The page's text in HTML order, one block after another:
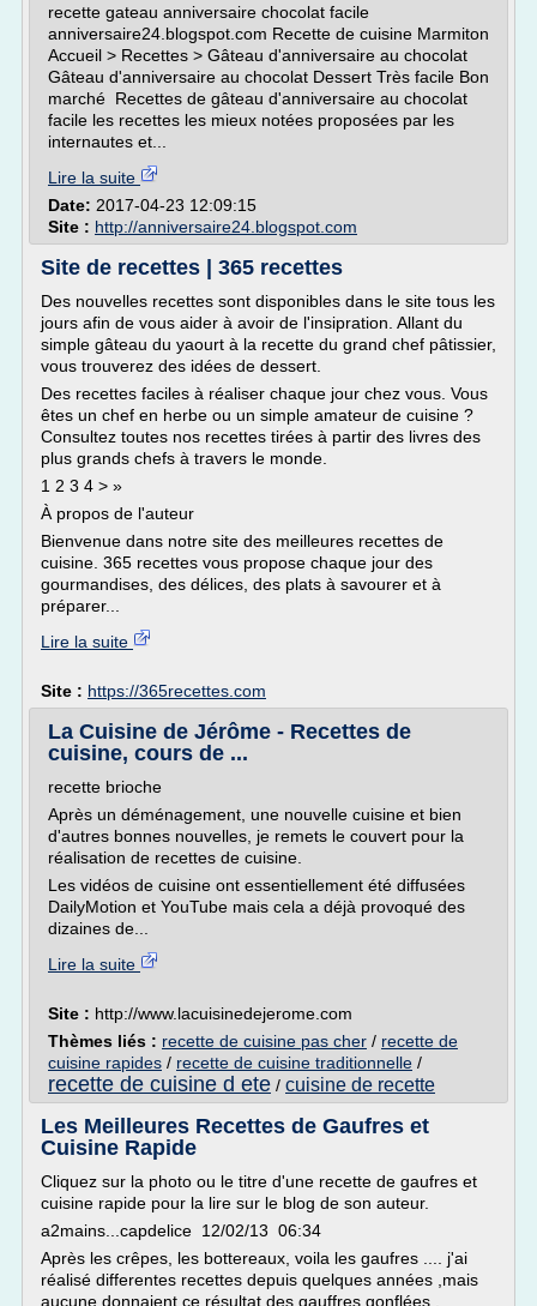
recette gateau anniversaire chocolat facile
anniversaire24.blogspot.com Recette de cuisine Marmiton
Accueil > Recettes > Gâteau d'anniversaire au chocolat
Gâteau d'anniversaire au chocolat Dessert Très facile Bon
marché Recettes de gâteau d'anniversaire au chocolat
facile les recettes les mieux notées proposées par les
internautes et...
Lire la suite
Date: 2017-04-23 12:09:15
Site : http://anniversaire24.blogspot.com
Site de recettes | 365 recettes
Des nouvelles recettes sont disponibles dans le site tous les
jours afin de vous aider à avoir de l'insipration. Allant du
simple gâteau du yaourt à la recette du grand chef pâtissier,
vous trouverez des idées de dessert.
Des recettes faciles à réaliser chaque jour chez vous. Vous
êtes un chef en herbe ou un simple amateur de cuisine ?
Consultez toutes nos recettes tirées à partir des livres des
plus grands chefs à travers le monde.
1 2 3 4 > »
À propos de l'auteur
Bienvenue dans notre site des meilleures recettes de
cuisine. 365 recettes vous propose chaque jour des
gourmandises, des délices, des plats à savourer et à
préparer...
Lire la suite
Site : https://365recettes.com
La Cuisine de Jérôme - Recettes de
cuisine, cours de ...
recette brioche
Après un déménagement, une nouvelle cuisine et bien
d'autres bonnes nouvelles, je remets le couvert pour la
réalisation de recettes de cuisine.
Les vidéos de cuisine ont essentiellement été diffusées
DailyMotion et YouTube mais cela a déjà provoqué des
dizaines de...
Lire la suite
Site : http://www.lacuisinedejerome.com
Thèmes liés : recette de cuisine pas cher / recette de
cuisine rapides / recette de cuisine traditionnelle /
recette de cuisine d ete / cuisine de recette
Les Meilleures Recettes de Gaufres et
Cuisine Rapide
Cliquez sur la photo ou le titre d'une recette de gaufres et
cuisine rapide pour la lire sur le blog de son auteur.
a2mains...capdelice 12/02/13 06:34
Après les crêpes, les bottereaux, voila les gaufres .... j'ai
réalisé differentes recettes depuis quelques années ,mais
aucune donnaient ce résultat des gauffres gonflées ,